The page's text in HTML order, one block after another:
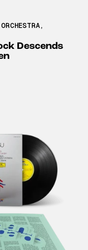
,
Descends